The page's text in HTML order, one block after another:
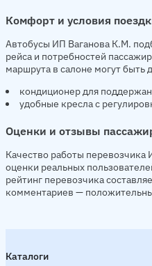
Комфорт и условия
Автобусы ИП Ваганова К.М.
рейса и потребностей
маршрута в салоне могут быть
кондиционер для
удобные кресла с
Оценки и отзывы
Качество работы
оценки реальных
рейтинг перевозчика
комментариев —
Каталоги